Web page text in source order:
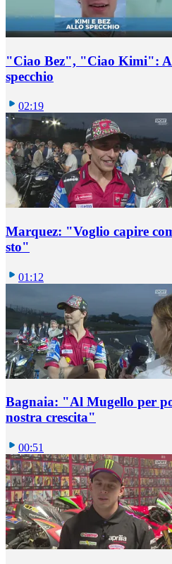
"Ciao Bez", "Ciao Kimi":
specchio
02:19
Marquez: "Voglio capire
sto"
01:12
Bagnaia: "Al Mugello per
nostra crescita"
00:51